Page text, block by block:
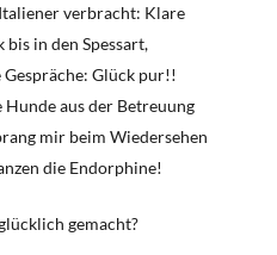
verbracht: Klare
in den Spessart,
Glück pur!!
aus der Betreuung
mir beim Wiedersehen
die Endorphine!
gemacht?